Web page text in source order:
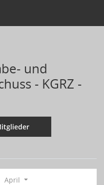
und
- KGRZ -
April